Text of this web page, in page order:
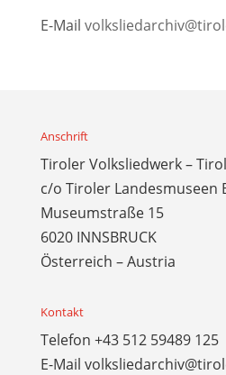
E-Mail
Anschrift
Tiroler Volksliedwerk –
c/o Tiroler Landesmuseen
Museumstraße 15
6020 INNSBRUCK
Österreich – Austria
Kontakt
Telefon +43 512 59489 125
E-Mail